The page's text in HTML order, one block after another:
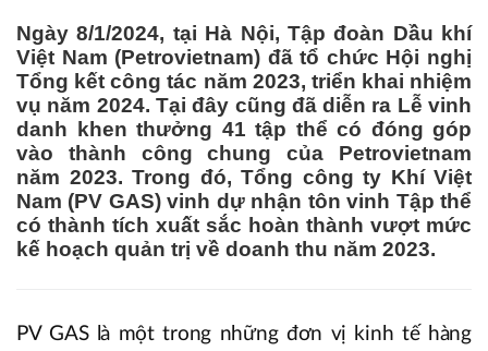
Ngày 8/1/2024, tại Hà Nội, Tập đoàn Dầu khí
Việt Nam (Petrovietnam) đã tổ chức Hội nghị
Tổng kết công tác năm 2023, triển khai nhiệm
vụ năm 2024. Tại đây cũng đã diễn ra Lễ vinh
danh khen thưởng 41 tập thể có đóng góp
vào thành công chung của Petrovietnam
năm 2023. Trong đó, Tổng công ty Khí Việt
Nam (PV GAS) vinh dự nhận tôn vinh Tập thể
có thành tích xuất sắc hoàn thành vượt mức
kế hoạch quản trị về doanh thu năm 2023.
PV GAS là một trong những đơn vị kinh tế hàng